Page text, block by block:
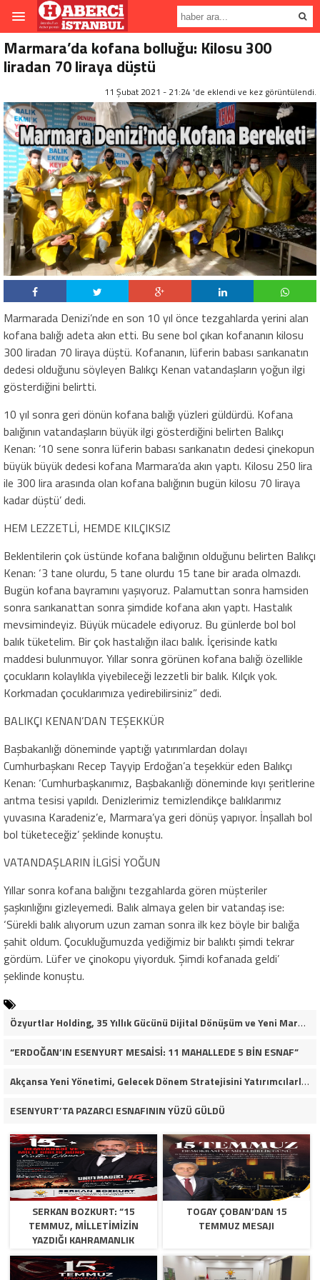
Marmara’da kofana bolluğu: Kilosu 300
liradan 70 liraya düştü
11 Şubat 2021 - 21:24 'de eklendi ve kez görüntülendi.
Marmarada Denizi’nde en son 10 yıl önce tezgahlarda yerini alan
kofana balığı adeta akın etti. Bu sene bol çıkan kofananın kilosu
300 liradan 70 liraya düştü. Kofananın, lüferin babası sarıkanatın
dedesi olduğunu söyleyen Balıkçı Kenan vatandaşların yoğun ilgi
gösterdiğini belirtti.
10 yıl sonra geri dönün kofana balığı yüzleri güldürdü. Kofana
balığının vatandaşların büyük ilgi gösterdiğini belirten Balıkçı
Kenan: ’10 sene sonra lüferin babası sarıkanatın dedesi çinekopun
büyük büyük dedesi kofana Marmara’da akın yaptı. Kilosu 250 lira
ile 300 lira arasında olan kofana balığının bugün kilosu 70 liraya
kadar düştü’ dedi.
HEM LEZZETLİ, HEMDE KILÇIKSIZ
Beklentilerin çok üstünde kofana balığının olduğunu belirten Balıkçı
Kenan: ‘3 tane olurdu, 5 tane olurdu 15 tane bir arada olmazdı.
Bugün kofana bayramını yaşıyoruz. Palamuttan sonra hamsiden
sonra sarıkanattan sonra şimdide kofana akın yaptı. Hastalık
mevsimindeyiz. Büyük mücadele ediyoruz. Bu günlerde bol bol
balık tüketelim. Bir çok hastalığın ilacı balık. İçerisinde katkı
maddesi bulunmuyor. Yıllar sonra görünen kofana balığı özellikle
çocukların kolaylıkla yiyebileceği lezzetli bir balık. Kılçık yok.
Korkmadan çocuklarımıza yedirebilirsiniz” dedi.
BALIKÇI KENAN’DAN TEŞEKKÜR
Başbakanlığı döneminde yaptığı yatırımlardan dolayı
Cumhurbaşkanı Recep Tayyip Erdoğan’a teşekkür eden Balıkçı
Kenan: ‘Cumhurbaşkanımız, Başbakanlığı döneminde kıyı şeritlerine
arıtma tesisi yapıldı. Denizlerimiz temizlendikçe balıklarımız
yuvasına Karadeniz’e, Marmara’ya geri dönüş yapıyor. İnşallah bol
bol tüketeceğiz’ şeklinde konuştu.
VATANDAŞLARIN İLGİSİ YOĞUN
Yıllar sonra kofana balığını tezgahlarda gören müşteriler
şaşkınlığını gizleyemedi. Balık almaya gelen bir vatandaş ise:
‘Sürekli balık alıyorum uzun zaman sonra ilk kez böyle bir balığa
şahit oldum. Çocukluğumuzda yediğimiz bir balıktı şimdi tekrar
gördüm. Lüfer ve çinokopu yiyorduk. Şimdi kofanada geldi’
şeklinde konuştu.
Özyurtlar Holding, 35 Yıllık Gücünü Dijital Dönüşüm ve Yeni Marka Stratejisiyle Geleceğe Taşıyor
“ERDOĞAN’IN ESENYURT MESAİSİ: 11 MAHALLEDE 5 BİN ESNAF”
Akçansa Yeni Yönetimi, Gelecek Dönem Stratejisini Yatırımcılarla Paylaştı
ESENYURT’TA PAZARCI ESNAFININ YÜZÜ GÜLDÜ
SERKAN BOZKURT: “15
TEMMUZ, MILLETIMIZIN
YAZDIĞI KAHRAMANLIK
DESTANIDIR”
TOGAY ÇOBAN’DAN 15
TEMMUZ MESAJI